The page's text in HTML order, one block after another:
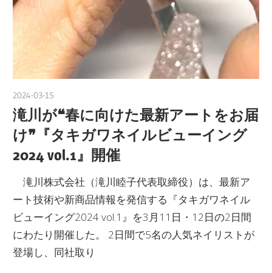
2024-03-15
滝川が❝春に向けた最新アートをお届
け❞『タキガワネイルビューイング
2024 vol.1』開催
滝川株式会社（滝川睦子代表取締役）は、最新ア
ート技術や新商品情報を発信する『タキガワネイル
ビューイング2024 vol.1』を3月11日・12日の2日間
にわたり開催した。 2日間で5名の人気ネイリストが
登場し、同社取り